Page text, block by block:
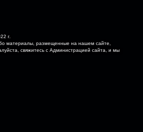
г.
материалы, размещенные на нашем сайте,
свяжитесь с Администрацией сайта, и мы